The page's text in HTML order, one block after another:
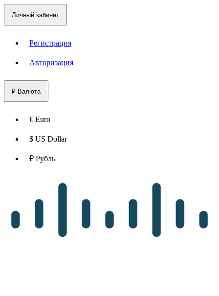
Личный кабинет
Регистрация
Авторизация
₽ Валюта
€ Euro
$ US Dollar
₽ Рубль